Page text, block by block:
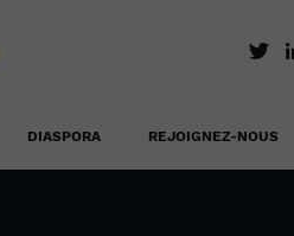
DIASPORA REJOIGNEZ-NOUS